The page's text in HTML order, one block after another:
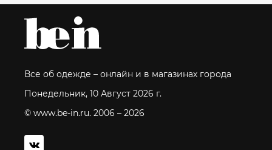
Все об одежде – онлайн и в магазинах города
Понедельник, 10 Август 2026 г.
© www.be-in.ru. 2006 – 2026